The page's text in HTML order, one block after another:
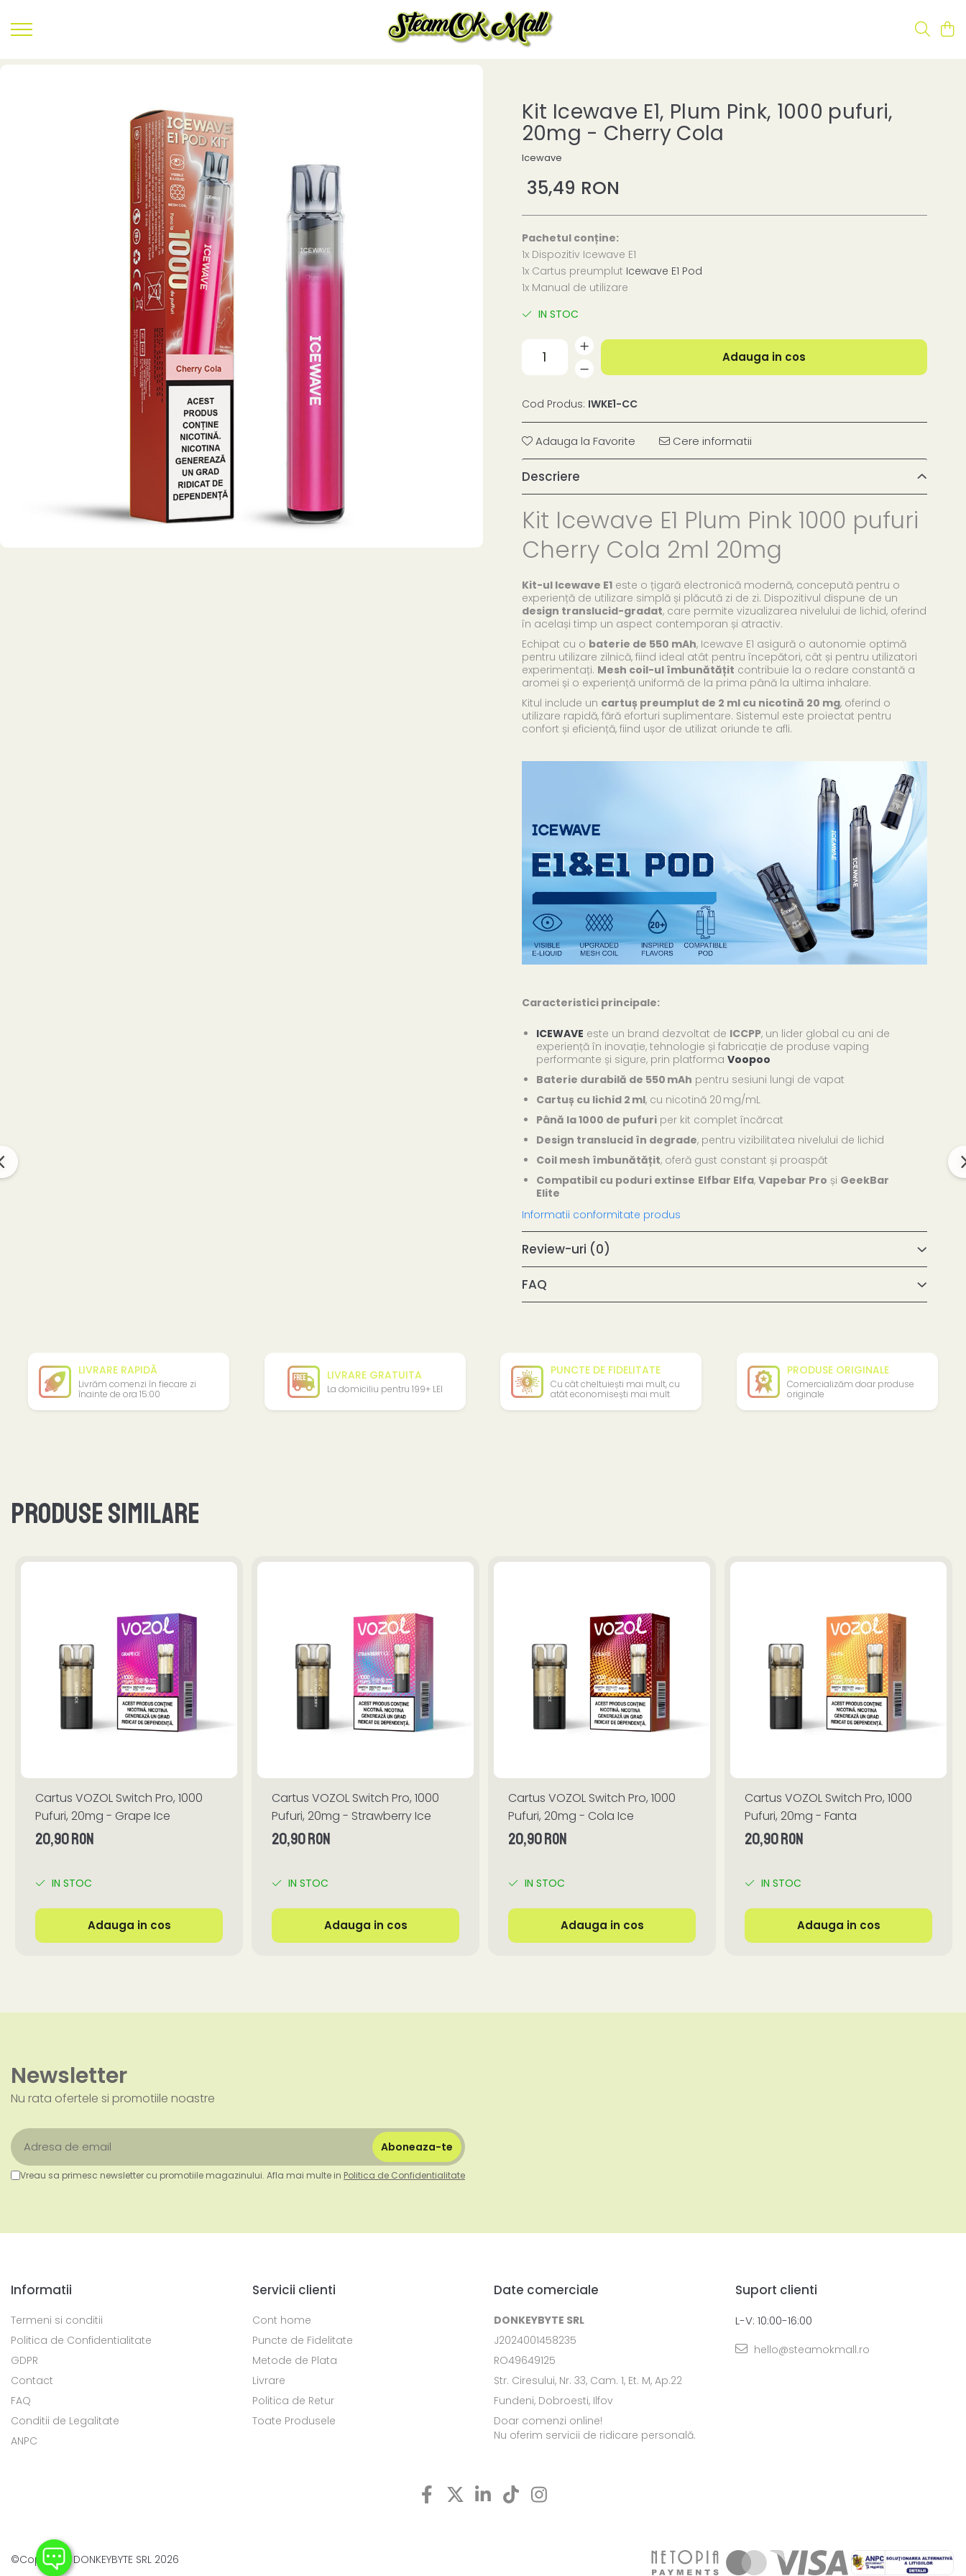
Kit Icewave E1, Plum Pink, 1000 pufuri,
20mg - Cherry Cola
Icewave
35,49 RON
Pachetul conține:
1x Dispozitiv Icewave E1
1x Cartus preumplut Icewave E1 Pod
1x Manual de utilizare
IN STOC
Adauga in cos
Cod Produs: IWKE1-CC
Adauga la Favorite Cere informatii
Descriere
Kit Icewave E1 Plum Pink 1000 pufuri
Cherry Cola 2ml 20mg
Kit-ul Icewave E1este o țigară electronică modernă, concepută pentru o
experiență de utilizare simplă și plăcută zi de zi. Dispozitivul dispune de un
design translucid-gradat, care permite vizualizarea nivelului de lichid, oferind
în același timp un aspect contemporan și atractiv.
Echipat cu o baterie de 550 mAh, Icewave E1 asigură o autonomie optimă
pentru utilizare zilnică, fiind ideal atât pentru începători, cât și pentru utilizatori
experimentați. Mesh coil-ul îmbunătățit contribuie la o redare constantă a
aromei și o experiență uniformă de la prima până la ultima inhalare.
Kitul include un cartuș preumplut de 2 ml cu nicotină 20 mg, oferind o
utilizare rapidă, fără eforturi suplimentare. Sistemul este proiectat pentru
confort și eficiență, fiind ușor de utilizat oriunde te afli.
Caracteristici principale:
ICEWAVE este un brand dezvoltat de ICCPP, un lider global cu ani de
experiență în inovație, tehnologie și fabricație de produse vaping
performante și sigure, prin platforma Voopoo
Baterie durabilă de 550 mAh pentru sesiuni lungi de vapat
Cartuș cu lichid 2 ml, cu nicotină 20 mg/mL
Până la 1000 de pufuriper kit complet încărcat
Design translucid în degrade, pentru vizibilitatea nivelului de lichid
Coil mesh îmbunătățit, oferă gust constant și proaspăt
Compatibil cu poduri extinse Elfbar Elfa, Vapebar Pro și GeekBar
Elite
Informatii conformitate produs
Review-uri (0)
FAQ
LIVRARE RAPIDĂ
Livrăm comenzi în fiecare zi
înainte de ora 15:00
LIVRARE GRATUITA
La domiciliu pentru 199+ LEI
PUNCTE DE FIDELITATE
Cu cât cheltuiești mai mult, cu
atât economisești mai mult
PRODUSE ORIGINALE
Comercializăm doar produse
originale
Produse similare
Cartus VOZOL Switch Pro, 1000
Pufuri, 20mg - Grape Ice
20,90 RON
IN STOC
Adauga in cos
Cartus VOZOL Switch Pro, 1000
Pufuri, 20mg - Strawberry Ice
20,90 RON
IN STOC
Adauga in cos
Cartus VOZOL Switch Pro, 1000
Pufuri, 20mg - Cola Ice
20,90 RON
IN STOC
Adauga in cos
Cartus VOZOL Switch Pro, 1000
Pufuri, 20mg - Fanta
20,90 RON
IN STOC
Adauga in cos
Newsletter
Nu rata ofertele si promotiile noastre
Vreau sa primesc newsletter cu promotiile magazinului. Afla mai multe in Politica de Confidentialitate
Informatii
Termeni si conditii
Politica de Confidentialitate
GDPR
Contact
FAQ
Conditii de Legalitate
ANPC
Servicii clienti
Cont home
Puncte de Fidelitate
Metode de Plata
Livrare
Politica de Retur
Toate Produsele
Date comerciale
DONKEYBYTE SRL
J2024001458235
RO49649125
Str. Ciresului, Nr. 33, Cam. 1, Et. M, Ap.22
Fundeni, Dobroesti, Ilfov
Doar comenzi online!
Nu oferim servicii de ridicare personală.
Suport clienti
L-V: 10:00-16:00
hello@steamokmall.ro
©Copyright DONKEYBYTE SRL 2026